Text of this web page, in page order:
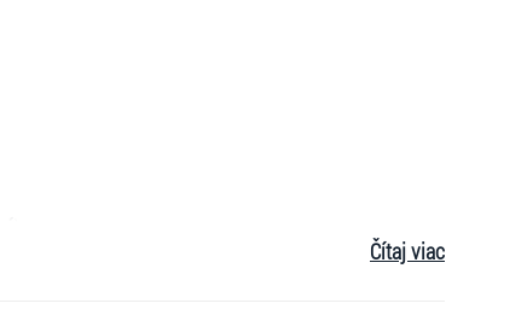
polohy milostného vzťahu, od okúzlenia až
Čítaj viac